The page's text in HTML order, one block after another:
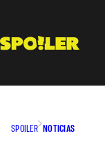
contenido
SPOILER NOTICIAS